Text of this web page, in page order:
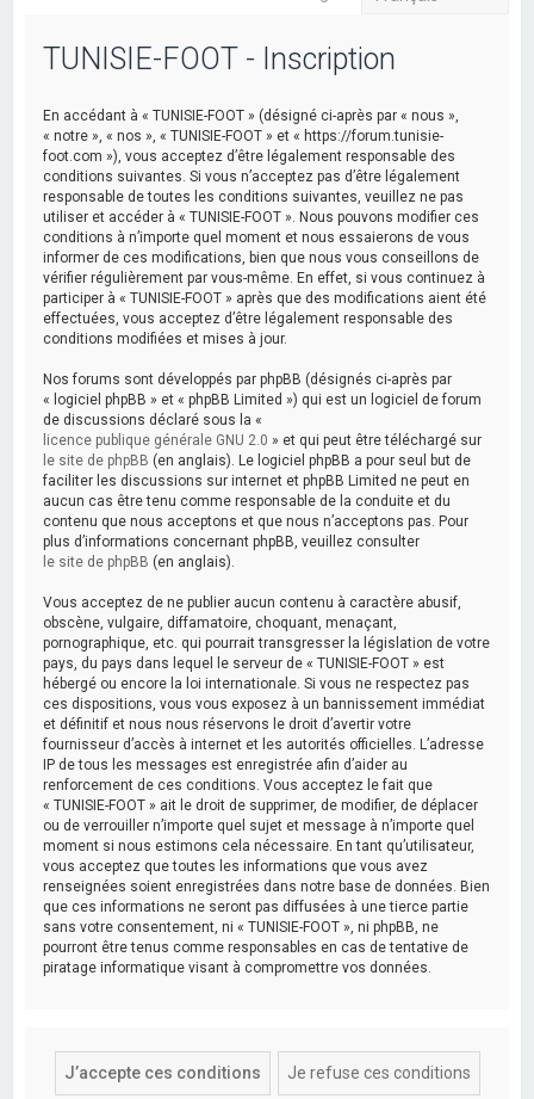
TUNISIE-FOOT - Inscription
En accédant à « TUNISIE-FOOT » (désigné ci-après par « nous »,
« notre », « nos », « TUNISIE-FOOT » et « https://forum.tunisie-
foot.com »), vous acceptez d’être légalement responsable des
conditions suivantes. Si vous n’acceptez pas d’être légalement
responsable de toutes les conditions suivantes, veuillez ne pas
utiliser et accéder à « TUNISIE-FOOT ». Nous pouvons modifier ces
conditions à n’importe quel moment et nous essaierons de vous
informer de ces modifications, bien que nous vous conseillons de
vérifier régulièrement par vous-même. En effet, si vous continuez à
participer à « TUNISIE-FOOT » après que des modifications aient été
effectuées, vous acceptez d’être légalement responsable des
conditions modifiées et mises à jour.
Nos forums sont développés par phpBB (désignés ci-après par
« logiciel phpBB » et « phpBB Limited ») qui est un logiciel de forum
de discussions déclaré sous la «
licence publique générale GNU 2.0 » et qui peut être téléchargé sur
le site de phpBB (en anglais). Le logiciel phpBB a pour seul but de
faciliter les discussions sur internet et phpBB Limited ne peut en
aucun cas être tenu comme responsable de la conduite et du
contenu que nous acceptons et que nous n’acceptons pas. Pour
plus d’informations concernant phpBB, veuillez consulter
le site de phpBB (en anglais).
Vous acceptez de ne publier aucun contenu à caractère abusif,
obscène, vulgaire, diffamatoire, choquant, menaçant,
pornographique, etc. qui pourrait transgresser la législation de votre
pays, du pays dans lequel le serveur de « TUNISIE-FOOT » est
hébergé ou encore la loi internationale. Si vous ne respectez pas
ces dispositions, vous vous exposez à un bannissement immédiat
et définitif et nous nous réservons le droit d’avertir votre
fournisseur d’accès à internet et les autorités officielles. L’adresse
IP de tous les messages est enregistrée afin d’aider au
renforcement de ces conditions. Vous acceptez le fait que
« TUNISIE-FOOT » ait le droit de supprimer, de modifier, de déplacer
ou de verrouiller n’importe quel sujet et message à n’importe quel
moment si nous estimons cela nécessaire. En tant qu’utilisateur,
vous acceptez que toutes les informations que vous avez
renseignées soient enregistrées dans notre base de données. Bien
que ces informations ne seront pas diffusées à une tierce partie
sans votre consentement, ni « TUNISIE-FOOT », ni phpBB, ne
pourront être tenus comme responsables en cas de tentative de
piratage informatique visant à compromettre vos données.